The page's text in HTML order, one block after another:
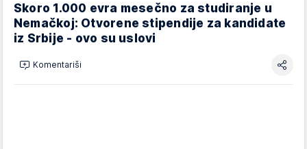
Skoro 1.000 evra mesečno za studiranje u
Nemačkoj: Otvorene stipendije za kandidate
iz Srbije - ovo su uslovi
Komentariši